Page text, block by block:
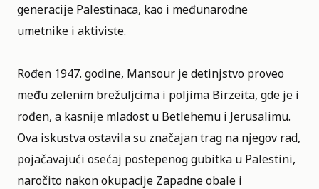
generacije Palestinaca, kao i međunarodne
umetnike i aktiviste.
Rođen 1947. godine, Mansour je detinjstvo proveo
među zelenim brežuljcima i poljima Birzeita, gde je i
rođen, a kasnije mladost u Betlehemu i Jerusalimu.
Ova iskustva ostavila su značajan trag na njegov rad,
pojačavajući osećaj postepenog gubitka u Palestini,
naročito nakon okupacije Zapadne obale i